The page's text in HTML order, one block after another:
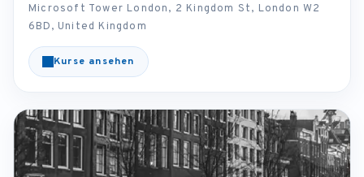
Microsoft Tower London, 2 Kingdom St, London W2
6BD, United Kingdom
Kurse ansehen